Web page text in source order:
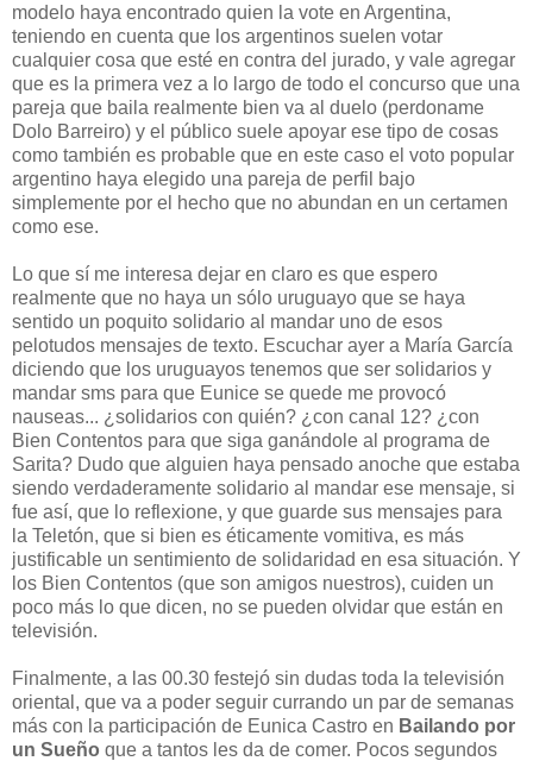
modelo haya encontrado quien la vote en Argentina,
teniendo en cuenta que los argentinos suelen votar
cualquier cosa que esté en contra del jurado, y vale agregar
que es la primera vez a lo largo de todo el concurso que una
pareja que baila realmente bien va al duelo (perdoname
Dolo Barreiro) y el público suele apoyar ese tipo de cosas
como también es probable que en este caso el voto popular
argentino haya elegido una pareja de perfil bajo
simplemente por el hecho que no abundan en un certamen
como ese.
Lo que sí me interesa dejar en claro es que espero
realmente que no haya un sólo uruguayo que se haya
sentido un poquito solidario al mandar uno de esos
pelotudos mensajes de texto. Escuchar ayer a María García
diciendo que los uruguayos tenemos que ser solidarios y
mandar sms para que Eunice se quede me provocó
nauseas... ¿solidarios con quién? ¿con canal 12? ¿con
Bien Contentos para que siga ganándole al programa de
Sarita? Dudo que alguien haya pensado anoche que estaba
siendo verdaderamente solidario al mandar ese mensaje, si
fue así, que lo reflexione, y que guarde sus mensajes para
la Teletón, que si bien es éticamente vomitiva, es más
justificable un sentimiento de solidaridad en esa situación. Y
los Bien Contentos (que son amigos nuestros), cuiden un
poco más lo que dicen, no se pueden olvidar que están en
televisión.
Finalmente, a las 00.30 festejó sin dudas toda la televisión
oriental, que va a poder seguir currando un par de semanas
más con la participación de Eunica Castro en Bailando por
un Sueño que a tantos les da de comer. Pocos segundos